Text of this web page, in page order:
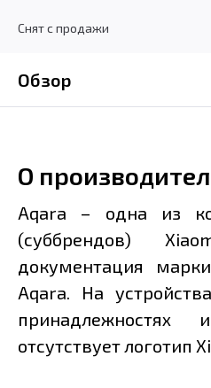
Снят с продажи
Обзор
О
Aqara – одна из
(суббрендов)
документация
Aqara. На
принадлежностях
отсутствует логотип